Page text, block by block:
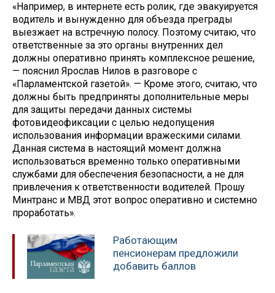
«Например, в интернете есть ролик, где эвакуируется
водитель и вынужденно для объезда преграды
выезжает на встречную полосу. Поэтому считаю, что
ответственные за это органы внутренних дел
должны оперативно принять комплексное решение,
— пояснил Ярослав Нилов в разговоре с
«Парламентской газетой». — Кроме этого, считаю, что
должны быть предприняты дополнительные меры
для защиты передачи данных системы
фотовидеофиксации с целью недопущения
использования информации вражескими силами.
Данная система в настоящий момент должна
использоваться временно только оперативными
службами для обеспечения безопасности, а не для
привлечения к ответственности водителей. Прошу
Минтранс и МВД этот вопрос оперативно и системно
проработать».
Работающим
пенсионерам предложили
добавить баллов